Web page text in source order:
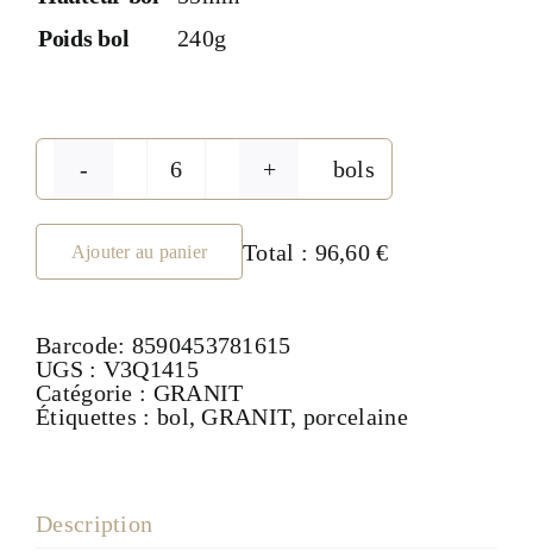
Poids bol
240g
quantité
de
Bol
cm
GRANIT
VERDE
bols
Ajouter au panier Total : 96,60 €
Barcode: 8590453781615
UGS : V3Q1415
Catégorie : GRANIT
Étiquettes : bol,GRANIT, porcelaine
Description